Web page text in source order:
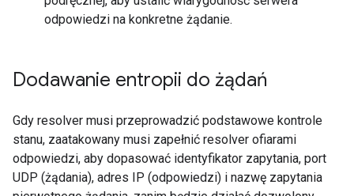
odpowiedzi na konkretne żądanie.
Dodawanie entropii do żądań
Gdy resolver musi przeprowadzić podstawowe kontrole
stanu, zaatakowany musi zapełnić resolver ofiarami
odpowiedzi, aby dopasować identyfikator zapytania, port
UDP (żądania), adres IP (odpowiedzi) i nazwę zapytania